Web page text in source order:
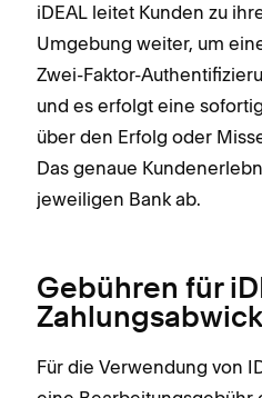
iDEAL leitet Kunden zu
Umgebung weiter, um
Zwei-Faktor-
und es erfolgt eine
über den Erfolg oder
Das genaue
jeweiligen Bank ab.
Gebühren für
Für die Verwendung von